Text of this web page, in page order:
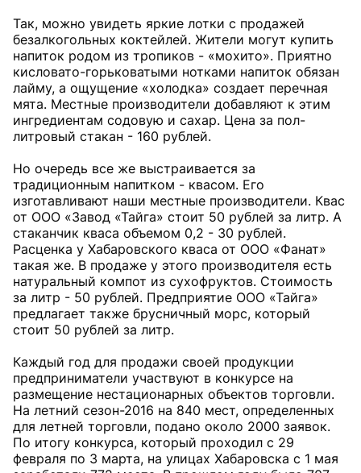
Так, можно увидеть яркие лотки с продажей
безалкогольных коктейлей. Жители могут купить
напиток родом из тропиков - «мохито». Приятно
кисловато-горьковатыми нотками напиток обязан
лайму, а ощущение «холодка» создает перечная
мята. Местные производители добавляют к этим
ингредиентам содовую и сахар. Цена за пол-
литровый стакан - 160 рублей.
Но очередь все же выстраивается за
традиционным напитком - квасом. Его
изготавливают наши местные производители. Квас
от ООО «Завод «Тайга» стоит 50 рублей за литр. А
стаканчик кваса объемом 0,2 - 30 рублей.
Расценка у Хабаровского кваса от ООО «Фанат»
такая же. В продаже у этого производителя есть
натуральный компот из сухофруктов. Стоимость
за литр - 50 рублей. Предприятие ООО «Тайга»
предлагает также брусничный морс, который
стоит 50 рублей за литр.
Каждый год для продажи своей продукции
предприниматели участвуют в конкурсе на
размещение нестационарных объектов торговли.
На летний сезон-2016 на 840 мест, определенных
для летней торговли, подано около 2000 заявок.
По итогу конкурса, который проходил с 29
февраля по 3 марта, на улицах Хабаровска с 1 мая